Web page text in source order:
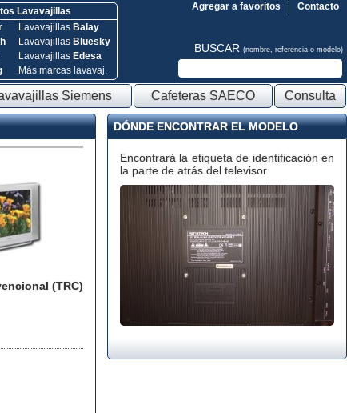
Lavavajillas
Lavavajillas Balay
Lavavajillas Bluesky
Lavavajillas Edesa
Más marcas lavavaj.
Contacto
Agregar a favoritos
BUSCAR (nombre, referencia o modelo)
Siemens Cafeteras SAECO Consulta
(TRC)
DÓNDE ENCONTRAR EL MODELO
Encontrará la etiqueta de identificación en
la parte de atrás del televisor